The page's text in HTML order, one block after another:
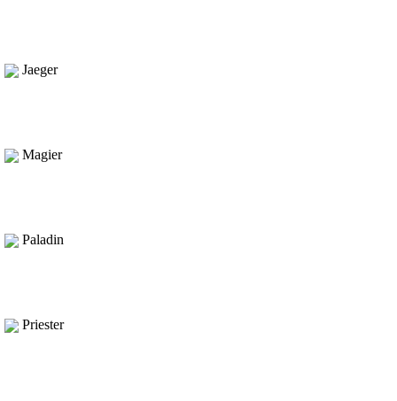
Jaeger
Magier
Paladin
Priester